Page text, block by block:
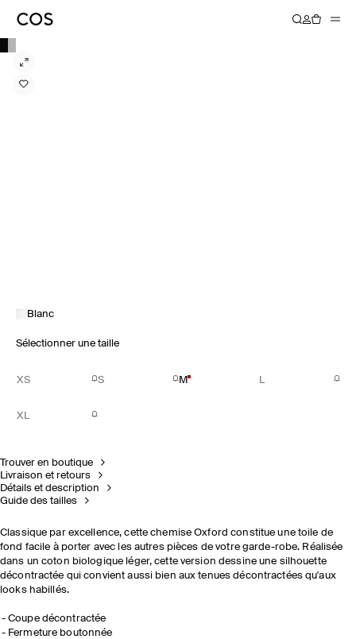
Blanc
Sélectionner une taille
XS S M L
XL
Trouver en boutique
Livraison et retours
Détails et description
Guide des tailles
Classique par excellence, cette chemise Oxford constitue une toile de
fond facile à porter avec les autres pièces de votre garde-robe. Réalisée
dans un coton biologique léger, cette version dessine une silhouette
décontractée qui convient aussi bien aux tenues décontractées qu'aux
looks habillés.
Coupe décontractée
Fermeture boutonnée